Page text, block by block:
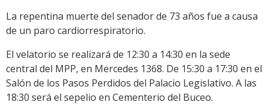
La repentina muerte del senador de 73 años fue a causa
de un paro cardiorrespiratorio.
El velatorio se realizará de 12:30 a 14:30 en la sede
central del MPP, en Mercedes 1368. De 15:30 a 17:30 en el
Salón de los Pasos Perdidos del Palacio Legislativo. A las
18:30 será el sepelio en Cementerio del Buceo.